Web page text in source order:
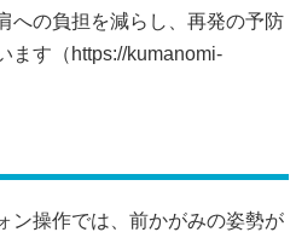
への負担を減らし、再発の予防
ます（ https://kumanomi-
ン操作では、前かがみの姿勢が